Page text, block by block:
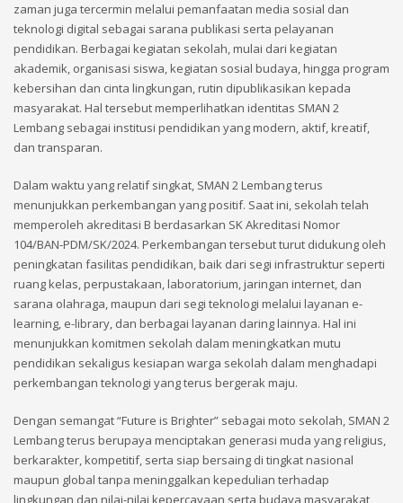
zaman juga tercermin melalui pemanfaatan media sosial dan
teknologi digital sebagai sarana publikasi serta pelayanan
pendidikan. Berbagai kegiatan sekolah, mulai dari kegiatan
akademik, organisasi siswa, kegiatan sosial budaya, hingga program
kebersihan dan cinta lingkungan, rutin dipublikasikan kepada
masyarakat. Hal tersebut memperlihatkan identitas SMAN 2
Lembang sebagai institusi pendidikan yang modern, aktif, kreatif,
dan transparan.
Dalam waktu yang relatif singkat, SMAN 2 Lembang terus
menunjukkan perkembangan yang positif. Saat ini, sekolah telah
memperoleh akreditasi B berdasarkan SK Akreditasi Nomor
104/BAN-PDM/SK/2024. Perkembangan tersebut turut didukung oleh
peningkatan fasilitas pendidikan, baik dari segi infrastruktur seperti
ruang kelas, perpustakaan, laboratorium, jaringan internet, dan
sarana olahraga, maupun dari segi teknologi melalui layanan e-
learning, e-library, dan berbagai layanan daring lainnya. Hal ini
menunjukkan komitmen sekolah dalam meningkatkan mutu
pendidikan sekaligus kesiapan warga sekolah dalam menghadapi
perkembangan teknologi yang terus bergerak maju.
Dengan semangat “Future is Brighter” sebagai moto sekolah, SMAN 2
Lembang terus berupaya menciptakan generasi muda yang religius,
berkarakter, kompetitif, serta siap bersaing di tingkat nasional
maupun global tanpa meninggalkan kepedulian terhadap
lingkungan dan nilai-nilai kepercayaan serta budaya masyarakat